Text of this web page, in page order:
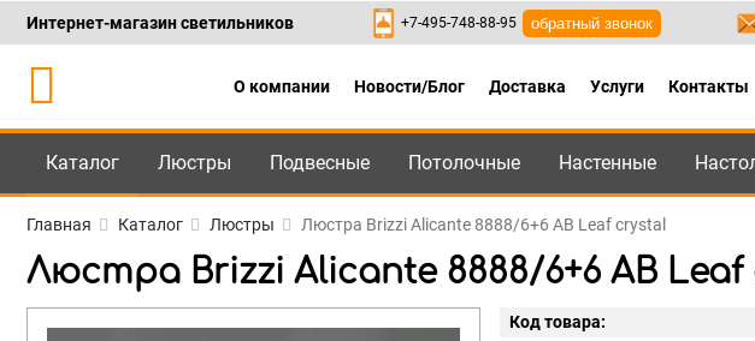
Каталог +7-495-748-88-95 ,8-800-550-95-45
Интернет-магазин светильников +7-495-748-88-95 обратный звонок
О компании Новости/Блог Доставка Услуги Контакты
Каталог Люстры Подвесные Потолочные Настенные
Главная Каталог Люстры Люстра Brizzi Alicante 8888/6+6 AB Leaf crystal
Люстра Brizzi Alicante 8888/6+6 AB
Код товара: